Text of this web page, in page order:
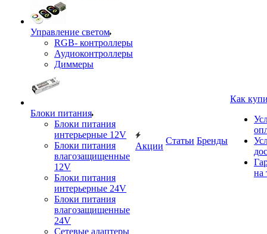
Управление светом
RGB- контроллеры
Аудиоконтроллеры
Диммеры
Блоки питания
Блоки питания
интерьерные 12V
Блоки питания
влагозащищенные
12V
Блоки питания
интерьерные 24V
Блоки питания
влагозащищенные
24V
Сетевые адаптеры
Акции
Статьи Бренды
Как
на